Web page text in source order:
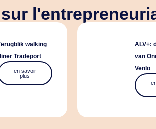
walking
Tradeport
en savoir
plus
ALV+:
van
Venlo